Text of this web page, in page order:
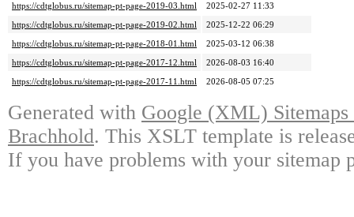
https://cdtglobus.ru/sitemap-pt-page-2019-03.html
2025-02-27 11:33
https://cdtglobus.ru/sitemap-pt-page-2019-02.html
2025-12-22 06:29
https://cdtglobus.ru/sitemap-pt-page-2018-01.html
2025-03-12 06:38
https://cdtglobus.ru/sitemap-pt-page-2017-12.html
2026-08-03 16:40
https://cdtglobus.ru/sitemap-pt-page-2017-11.html
2026-08-05 07:25
Generated with Google (XML)
Brachhold. This XSLT template is
If you have problems with your sitemap